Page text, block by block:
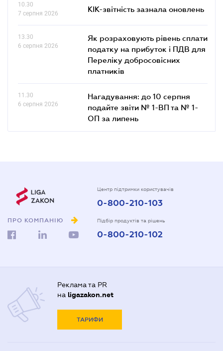
10.30
7 серпня 2026
КІК-звітність зазнала оновлень
13.30
6 серпня 2026
Як розраховують рівень сплати
податку на прибуток і ПДВ для
Переліку добросовісних
платників
11.30
6 серпня 2026
Нагадування: до 10 серпня
подайте звіти № 1-ВП та № 1-
ОП за липень
ПРО КОМПАНІЮ
Центр підтримки користувачів
0-800-210-103
Підбір продуктів та рішень
0-800-210-102
Реклама та PR
на ligazakon.net
ТАРИФИ